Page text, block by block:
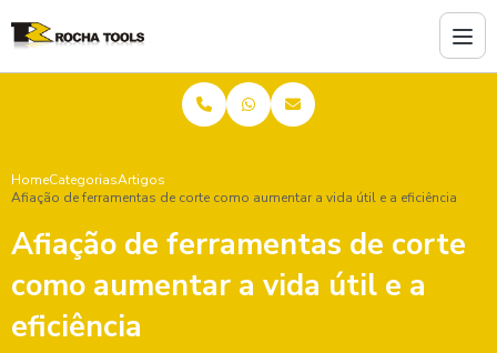
HomeCategoriasArtigos
Afiação de ferramentas de corte como aumentar a vida útil e a eficiência
Afiação de ferramentas de corte
como aumentar a vida útil e a
eficiência